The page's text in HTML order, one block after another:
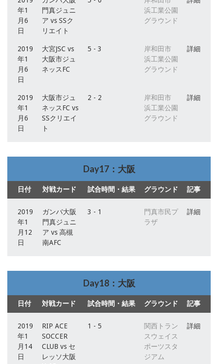
年1
月6
日
門真ジュニ
ア vs SSク
リエイト
浜工業公園
グラウンド
2019
年1
月6
日
大宮JSC vs
大阪市ジュ
ネッスFC
5 - 3
岸和田市
浜工業公園
グラウンド
詳細
2019
年1
月6
日
大阪市ジュ
ネッスFC vs
SSクリエイ
ト
2 - 2
岸和田市
浜工業公園
グラウンド
詳細
Day17：大阪
日付 対戦カード 試合時間・結果 グラウンド 記事
2019
年1
月12
日
ガンバ大阪
門真ジュニ
ア vs 高槻
南AFC
3 - 1
門真市民プ
ラザ
詳細
Day18：大阪
日付 対戦カード 試合時間・結果 グラウンド 記事
2019
年1
月14
日
RIP ACE
SOCCER
CLUB vs セ
レッソ大阪
1 - 5
関西トラン
スウェイス
ポーツスタ
ジアム
詳細